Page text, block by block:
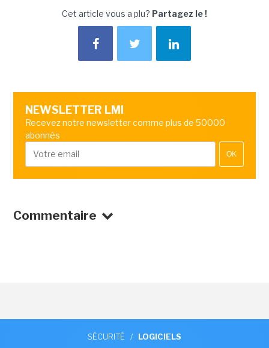
Cet article vous a plu? Partagez le !
NEWSLETTER LMI
Recevez notre newsletter comme plus de 50000
abonnés
OK
Commentaire
SÉCURITÉ / LOGICIELS